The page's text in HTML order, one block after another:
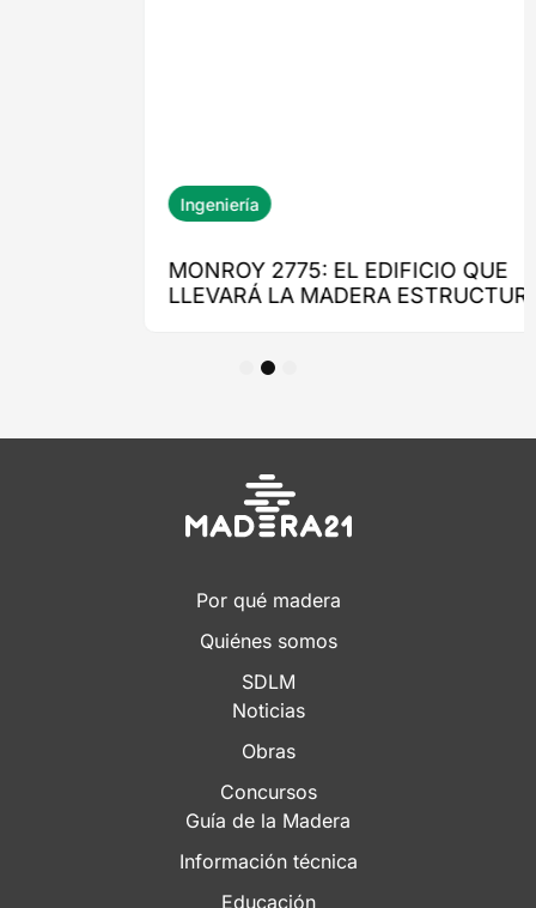
Por qué madera
Quiénes somos
SDLM
Noticias
Obras
Concursos
Guía de la Madera
Información técnica
Educación